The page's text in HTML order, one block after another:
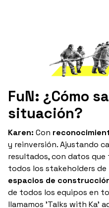
FuN: ¿Cómo
situación?
Karen: Con
y reinversión. Ajustando
resultados, con datos
todos los stakeholders de
espacios de
de todos los equipos en
llamamos 'Talks with Ka'